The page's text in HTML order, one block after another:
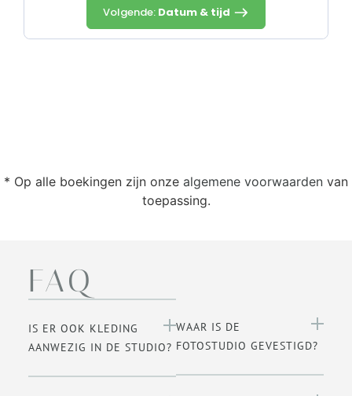
Volgende: Datum & tijd
* Op alle boekingen zijn onze algemene voorwaarden van
toepassing.
FAQ
IS ER OOK KLEDING
AANWEZIG IN DE STUDIO?
WAAR IS DE
FOTOSTUDIO GEVESTIGD?